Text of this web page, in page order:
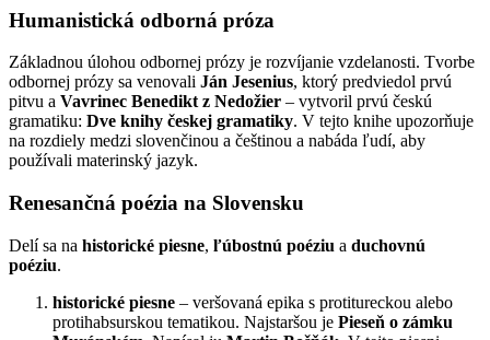
Humanistická odborná próza
Základnou úlohou odbornej prózy je rozvíjanie vzdelanosti. Tvorbe
odbornej prózy sa venovali Ján Jesenius, ktorý predviedol prvú
pitvu a Vavrinec Benedikt z Nedožier – vytvoril prvú českú
gramatiku: Dve knihy českej gramatiky. V tejto knihe upozorňuje
na rozdiely medzi slovenčinou a češtinou a nabáda ľudí, aby
používali materinský jazyk.
Renesančná poézia na Slovensku
Delí sa na historické piesne, ľúbostnú poéziu a duchovnú
poéziu.
historické piesne – veršovaná epika s protitureckou alebo
protihabsurskou tematikou. Najstaršou je Pieseň o zámku